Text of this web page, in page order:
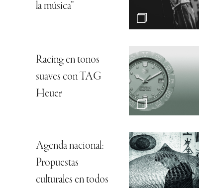
la música”
Racing en tonos
suaves con TAG
Heuer
Agenda nacional:
Propuestas
culturales en todos